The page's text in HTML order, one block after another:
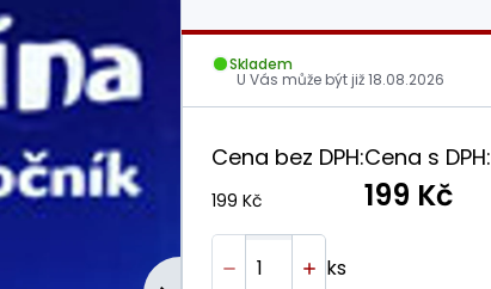
Skladem
U Vás může být již18.08.2026
Cena bez DPH:
199 Kč
Cena s DPH:
199 Kč
ks